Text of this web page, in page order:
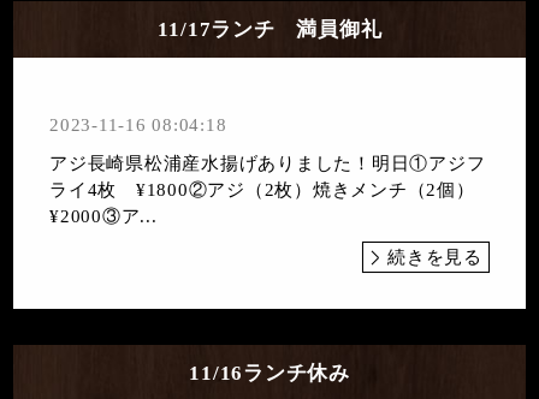
11/17ランチ 満員御礼
2023-11-16 08:04:18
アジ長崎県松浦産水揚げありました！明日①アジフ
ライ4枚 ¥1800②アジ（2枚）焼きメンチ（2個）
¥2000③ア...
続きを見る
11/16ランチ休み